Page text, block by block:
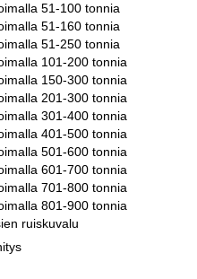
51-100 tonnia
51-160 tonnia
51-250 tonnia
101-200 tonnia
150-300 tonnia
201-300 tonnia
301-400 tonnia
401-500 tonnia
501-600 tonnia
601-700 tonnia
701-800 tonnia
801-900 tonnia
ruiskuvalu